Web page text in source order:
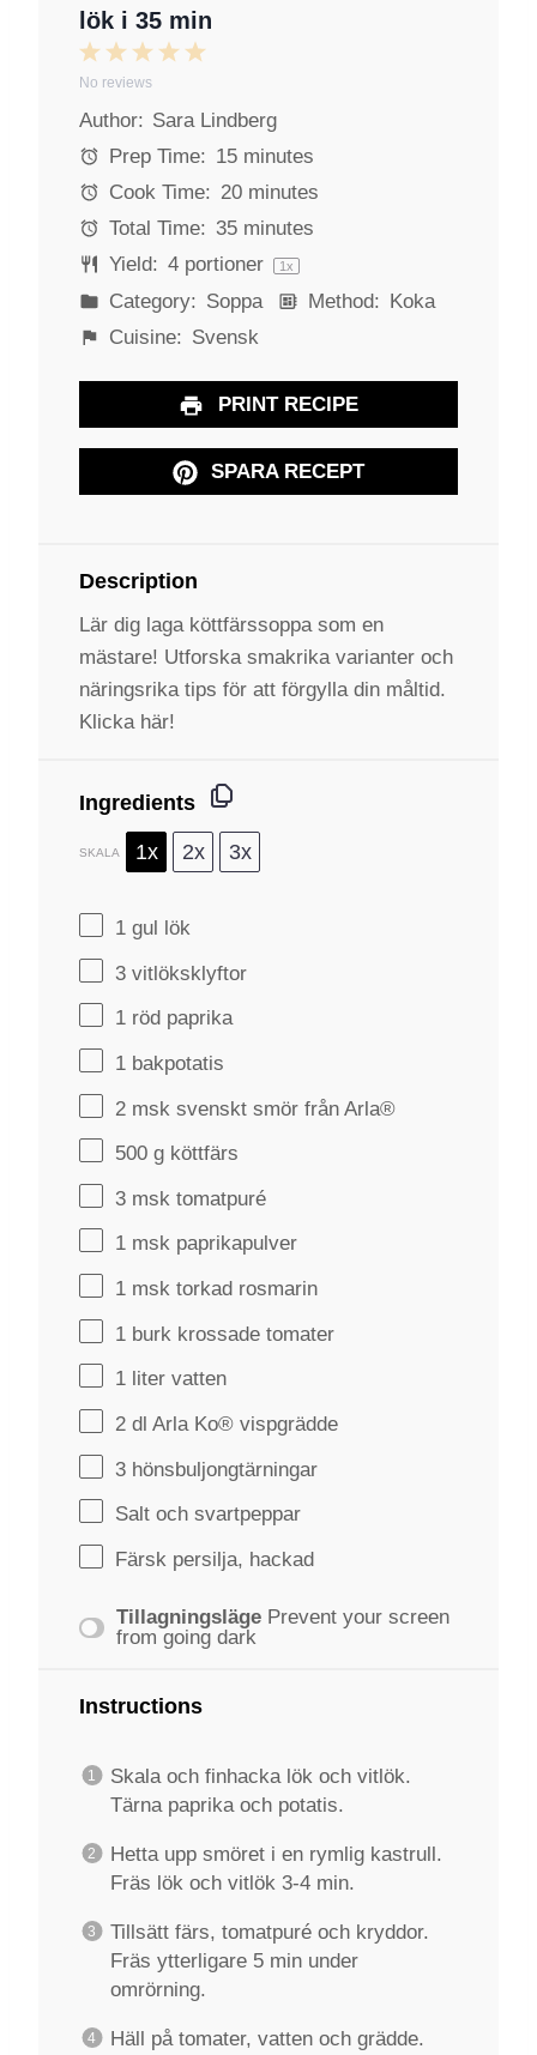
lök i 35 min
5
t
r
4
t
a
r
s
3
t
a
r
s
2
S
t
a
r
s
1
S
t
a
No reviews
Author: Sara Lindberg
Prep Time: 15 minutes
Cook Time: 20 minutes
Total Time: 35 minutes
Yield: 4portioner 1x
Category: Soppa Method: Koka
Cuisine: Svensk
PRINT RECIPE
SPARA RECEPT
Description
Lär dig laga köttfärssoppa som en
mästare! Utforska smakrika varianter och
näringsrika tips för att förgylla din måltid.
Klicka här!
Ingredients
SKALA 1x 2x 3x
1 gul lök
3 vitlöksklyftor
1 röd paprika
1 bakpotatis
2 msk svenskt smör från Arla®
500 g köttfärs
3 msk tomatpuré
1 msk paprikapulver
1 msk torkad rosmarin
1 burk krossade tomater
1 liter vatten
2 dl Arla Ko® vispgrädde
3 hönsbuljongtärningar
Salt och svartpeppar
Färsk persilja, hackad
Tillagningsläge Prevent your screen
from going dark
Instructions
Skala och finhacka lök och vitlök.
Tärna paprika och potatis.
Hetta upp smöret i en rymlig kastrull.
Fräs lök och vitlök 3-4 min.
Tillsätt färs, tomatpuré och kryddor.
Fräs ytterligare 5 min under
omrörning.
Häll på tomater, vatten och grädde.